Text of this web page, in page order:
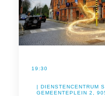
19:30
| DIENSTENCENTRUM
GEMEENTEPLEIN 2,